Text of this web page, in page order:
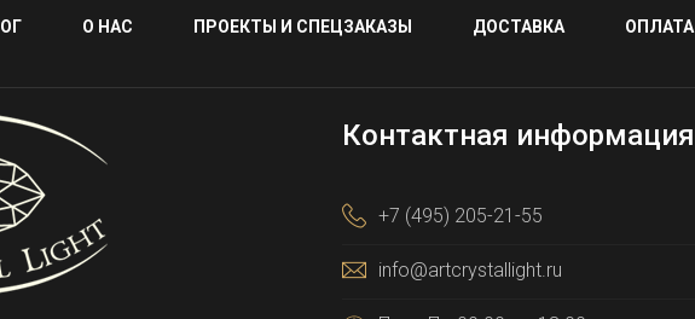
О НАС ПРОЕКТЫ И СПЕЦЗАКАЗЫ ДОСТАВКА ОПЛАТА
Контактная информация
+7 (495) 205-21-55
info@artcrystallight.ru